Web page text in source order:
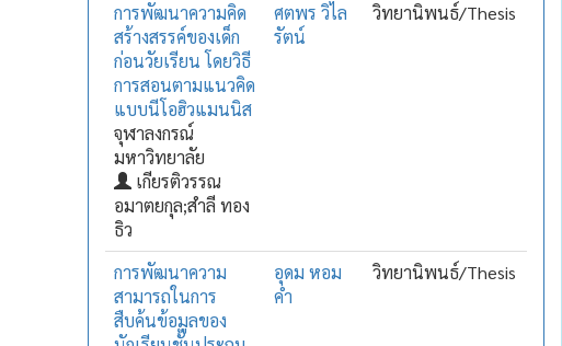
การพัฒนาความคิด
สร้างสรรค์ของเด็ก
ก่อนวัยเรียน โดยวิธี
การสอนตามแนวคิด
แบบนีโอฮิวแมนนิส
จุฬาลงกรณ์
มหาวิทยาลัย
เกียรติวรรณ
อมาตยกุล;สำลี ทอง
ธิว
ศตพร วิไล
รัตน์
วิทยานิพนธ์/Thesis
การพัฒนาความ
สามารถในการ
สืบค้นข้อมูลของ
อุดม หอม
คำ
วิทยานิพนธ์/Thesis